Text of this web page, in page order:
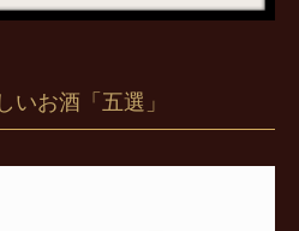
いお酒「五選」